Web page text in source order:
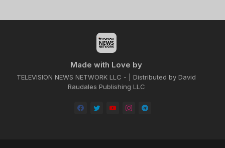
Made with Love by
TELEVISION NEWS NETWORK LLC - | Distributed by David
Raudales Publishing LLC